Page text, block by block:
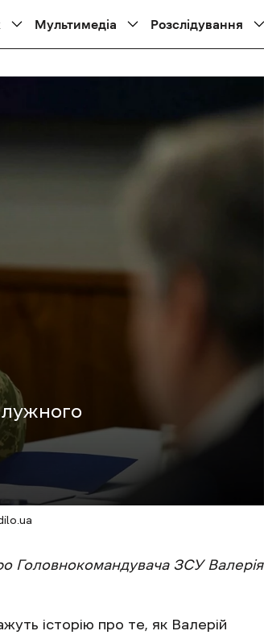
Мультимедіа Розслідування
Головнокомандувача ЗСУ Валерія
історію про те, як Валерій